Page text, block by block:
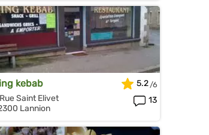
kebab
Saint Elivet
Lannion
5.2
13